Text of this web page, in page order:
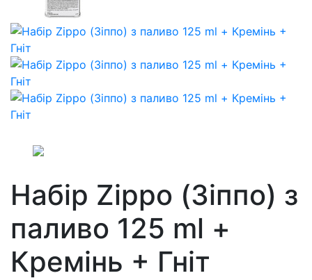
Набір Zippo (Зіппо) з
паливо 125 ml +
Кремінь + Гніт